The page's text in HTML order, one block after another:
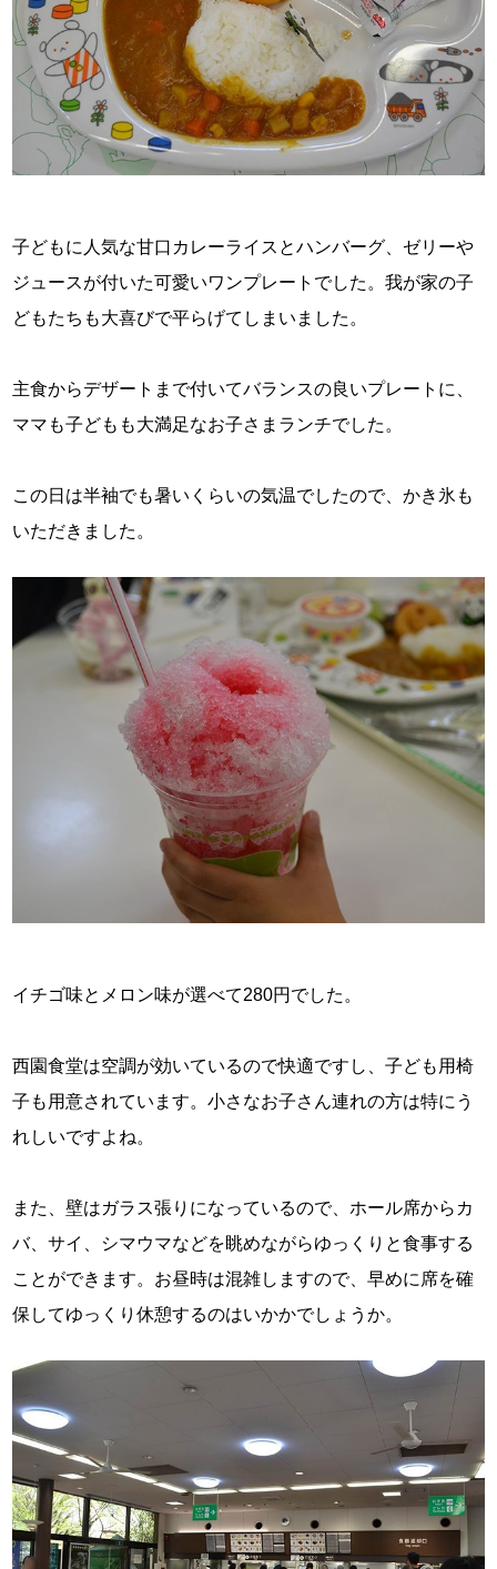
子どもに人気な甘口カレーライスとハンバーグ、ゼリーや
ジュースが付いた可愛いワンプレートでした。我が家の子
どもたちも大喜びで平らげてしまいました。
主食からデザートまで付いてバランスの良いプレートに、
ママも子どもも大満足なお子さまランチでした。
この日は半袖でも暑いくらいの気温でしたので、かき氷も
いただきました。
イチゴ味とメロン味が選べて280円でした。
西園食堂は空調が効いているので快適ですし、子ども用椅
子も用意されています。小さなお子さん連れの方は特にう
れしいですよね。
また、壁はガラス張りになっているので、ホール席からカ
バ、サイ、シマウマなどを眺めながらゆっくりと食事する
ことができます。お昼時は混雑しますので、早めに席を確
保してゆっくり休憩するのはいかかでしょうか。